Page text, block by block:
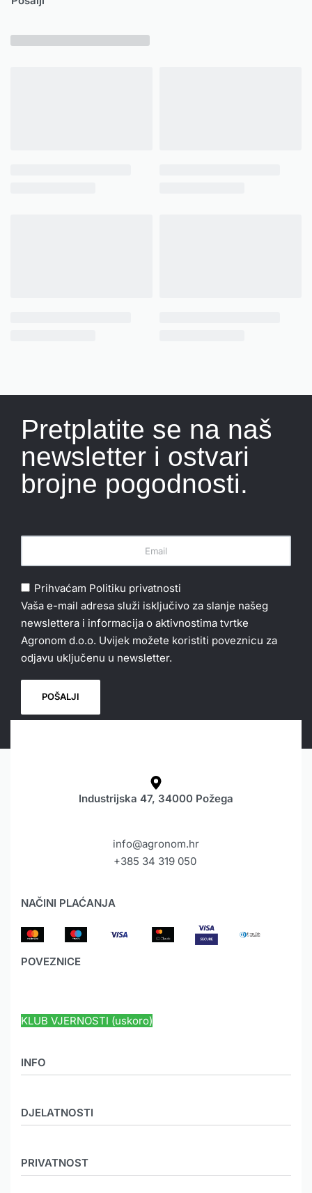
Pretplatite se na naš
newsletter i ostvari
brojne pogodnosti.
Prihvaćam Politiku privatnosti
Vaša e-mail adresa služi isključivo za slanje našeg
newslettera i informacija o aktivnostima tvrtke
Agronom d.o.o. Uvijek možete koristiti poveznicu za
odjavu uključenu u newsletter.
Industrijska 47, 34000 Požega
info@agronom.hr
+385 34 319 050
DJELATNOSTI
KOOPERACIJA
PRIVATNOST
INFO
Novosti
Galerija
Karijera
NAČINI PLAĆANJA
POVEZNICE
KLUB VJERNOSTI (uskoro)